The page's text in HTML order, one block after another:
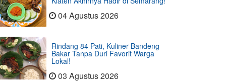
04 Agustus 2026
Rindang 84 Pati, Kuliner Bandeng
Bakar Tanpa Duri Favorit Warga
Lokal!
03 Agustus 2026